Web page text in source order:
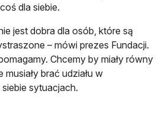
dla siebie.
jest dobra dla osób, które są
– mówi prezes Fundacji.
Chcemy by miały równy
brać udziału w
sytuacjach.